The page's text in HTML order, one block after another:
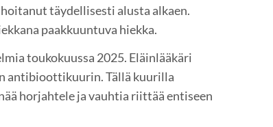
täydellisesti alusta alkaen.
paakkuuntuva hiekka.
toukokuussa 2025. Eläinlääkäri
antibioottikuurin. Tällä kuurilla
horjahtele ja vauhtia riittää entiseen